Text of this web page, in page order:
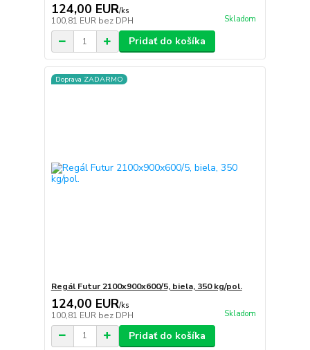
124,00 EUR/ks
100,81 EUR bez DPH Skladom
Pridať do košíka
Doprava ZADARMO
Regál Futur 2100x900x600/5, biela, 350 kg/pol.
124,00 EUR/ks
100,81 EUR bez DPH Skladom
Pridať do košíka